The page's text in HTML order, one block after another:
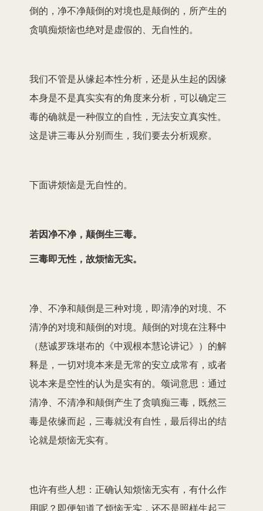
倒的，净不净颠倒的对境也是颠倒的，所产生的
贪嗔痴烦恼也绝对是虚假的、无自性的。
我们不管是从缘起本性分析，还是从生起的因缘
本身是不是真实实有的角度来分析，可以确定三
毒的确就是一种假立的自性，无法安立真实性。
这是讲三毒从分别而生，我们要去分析观察。
下面讲烦恼是无自性的。
若因净不净，颠倒生三毒。
三毒即无性，故烦恼无实。
净、不净和颠倒是三种对境，即清净的对境、不
清净的对境和颠倒的对境。颠倒的对境在注释中
（慈诚罗珠堪布的《中观根本慧论讲记》）的解
释是，一切对境本来是无常的安立成常有，或者
说本来是空性的认为是实有的。颂词意思：通过
清净、不清净和颠倒产生了贪嗔痴三毒，既然三
毒是依缘而起，三毒就没有自性，最后得出的结
论就是烦恼无实有。
也许有些人想：正确认知烦恼无实有，有什么作
用呢？即便知道了烦恼无实，还不是照样生起三